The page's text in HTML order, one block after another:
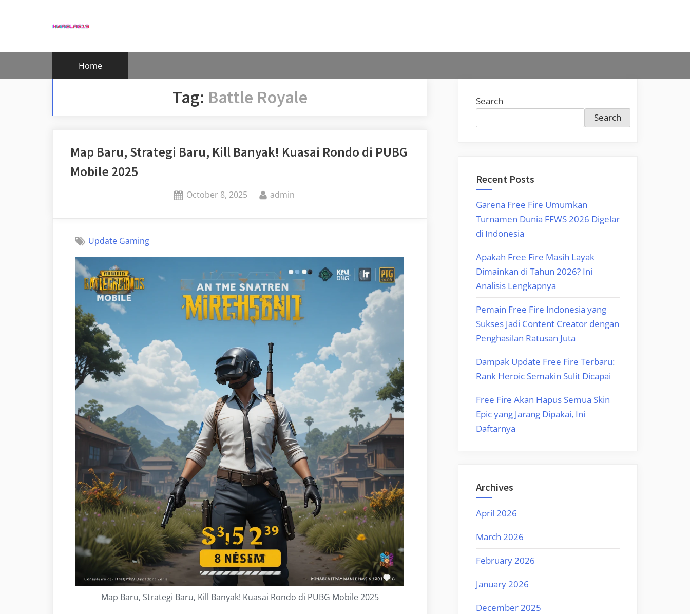
Home
Tag: Battle Royale
Map Baru, Strategi Baru, Kill Banyak! Kuasai Rondo di PUBG
Mobile 2025
Posted
October 8, 2025 By
admin
Update Gaming
Map Baru, Strategi Baru, Kill Banyak! Kuasai Rondo di PUBG Mobile 2025
Search
Search
Recent Posts
Garena Free Fire Umumkan
Turnamen Dunia FFWS 2026 Digelar
di Indonesia
Apakah Free Fire Masih Layak
Dimainkan di Tahun 2026? Ini
Analisis Lengkapnya
Pemain Free Fire Indonesia yang
Sukses Jadi Content Creator dengan
Penghasilan Ratusan Juta
Dampak Update Free Fire Terbaru:
Rank Heroic Semakin Sulit Dicapai
Free Fire Akan Hapus Semua Skin
Epic yang Jarang Dipakai, Ini
Daftarnya
Archives
April 2026
March 2026
February 2026
January 2026
December 2025